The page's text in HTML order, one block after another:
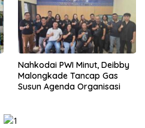
Nahkodai PWI Minut, Deibby
Malongkade Tancap Gas
Susun Agenda Organisasi